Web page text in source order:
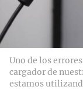
Uno de los
cargador de
estamos